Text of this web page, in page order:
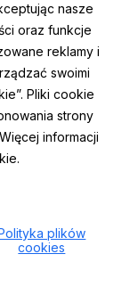
Fabryki
New City
Kayax oraz
edycję cyklu
nasze
oraz funkcje
reklamy i
swoimi
Pliki cookie
strony
informacji
plików
cookies